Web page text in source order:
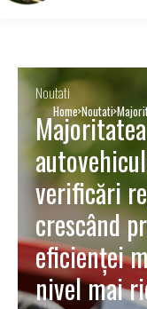
Home Noutati
emisii
Noutati
verificări
crescând
eficienței
nivel mai